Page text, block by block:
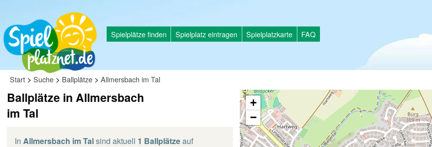
Spielplätze finden Spielplatz eintragen Spielplatzkarte FAQ
Start > Suche > Ballplätze > Allmersbach im Tal
Ballplätze in Allmersbach
im Tal
In Allmersbach im Talsind aktuell 1 Ballplätzeauf
+
−